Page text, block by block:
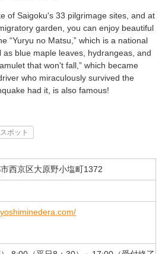
of Saigoku's 33 pilgrimage sites, and at
garden, you can enjoy beautiful
“Yuryu no Matsu,” which is a national
blue maple leaves, hydrangeas, and
that won't fall,” which became
who miraculously survived the
had it, is also famous!
ポット
西京区大原野小塩町1372